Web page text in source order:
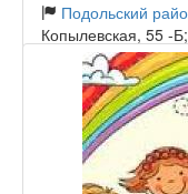
Подольский
Копылевская, 55 -
Тип садика: